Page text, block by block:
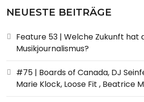
NEUESTE BEITRÄGE
Feature 53 | Welche Zukunft hat
Musikjournalismus?
#75 | Boards of Canada, DJ
Marie Klock, Loose Fit , Beatrice M